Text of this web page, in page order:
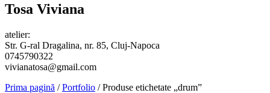
Tosa Viviana
atelier:
Str. G-ral Dragalina, nr. 85, Cluj-Napoca
0745790322
vivianatosa@gmail.com
Prima pagină /Portfolio / Produse etichetate „drum”